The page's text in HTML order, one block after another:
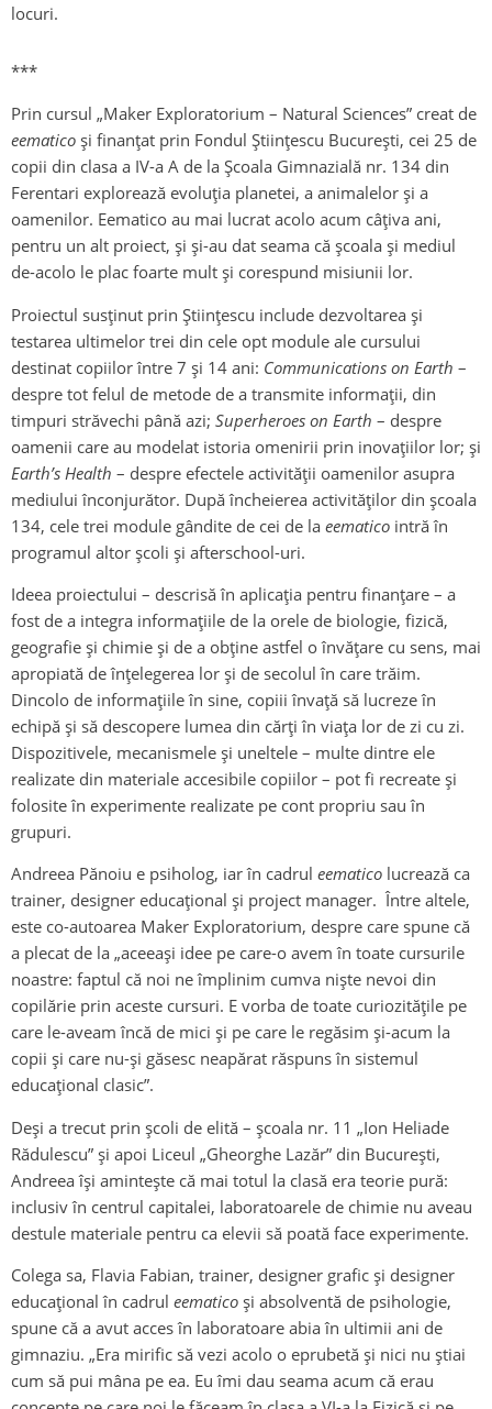
locuri.
***
Prin cursul „Maker Exploratorium – Natural Sciences” creat de
eematico și finanțat prin Fondul Științescu București, cei 25 de
copii din clasa a IV-a A de la Școala Gimnazială nr. 134 din
Ferentari explorează evoluția planetei, a animalelor și a
oamenilor. Eematico au mai lucrat acolo acum câțiva ani,
pentru un alt proiect, și și-au dat seama că școala și mediul
de-acolo le plac foarte mult și corespund misiunii lor.
Proiectul susținut prin Științescu include dezvoltarea și
testarea ultimelor trei din cele opt module ale cursului
destinat copiilor între 7 și 14 ani: Communications on Earth –
despre tot felul de metode de a transmite informații, din
timpuri străvechi până azi; Superheroes on Earth – despre
oamenii care au modelat istoria omenirii prin inovațiilor lor; și
Earth’s Health – despre efectele activității oamenilor asupra
mediului înconjurător. După încheierea activităților din școala
134, cele trei module gândite de cei de la eematico intră în
programul altor școli și afterschool-uri.
Ideea proiectului – descrisă în aplicația pentru finanțare – a
fost de a integra informațiile de la orele de biologie, fizică,
geografie și chimie și de a obține astfel o învățare cu sens, mai
apropiată de înțelegerea lor și de secolul în care trăim.
Dincolo de informațiile în sine, copiii învață să lucreze în
echipă și să descopere lumea din cărți în viața lor de zi cu zi.
Dispozitivele, mecanismele și uneltele – multe dintre ele
realizate din materiale accesibile copiilor – pot fi recreate și
folosite în experimente realizate pe cont propriu sau în
grupuri.
Andreea Pănoiu e psiholog, iar în cadrul eematico lucrează ca
trainer, designer educațional și project manager. Între altele,
este co-autoarea Maker Exploratorium, despre care spune că
a plecat de la „aceeași idee pe care-o avem în toate cursurile
noastre: faptul că noi ne împlinim cumva niște nevoi din
copilărie prin aceste cursuri. E vorba de toate curiozitățile pe
care le-aveam încă de mici și pe care le regăsim și-acum la
copii și care nu-și găsesc neapărat răspuns în sistemul
educațional clasic”.
Deși a trecut prin școli de elită – școala nr. 11 „Ion Heliade
Rădulescu” și apoi Liceul „Gheorghe Lazăr” din București,
Andreea își amintește că mai totul la clasă era teorie pură:
inclusiv în centrul capitalei, laboratoarele de chimie nu aveau
destule materiale pentru ca elevii să poată face experimente.
Colega sa, Flavia Fabian, trainer, designer grafic și designer
educațional în cadrul eematico și absolventă de psihologie,
spune că a avut acces în laboratoare abia în ultimii ani de
gimnaziu. „Era mirific să vezi acolo o eprubetă și nici nu știai
cum să pui mâna pe ea. Eu îmi dau seama acum că erau